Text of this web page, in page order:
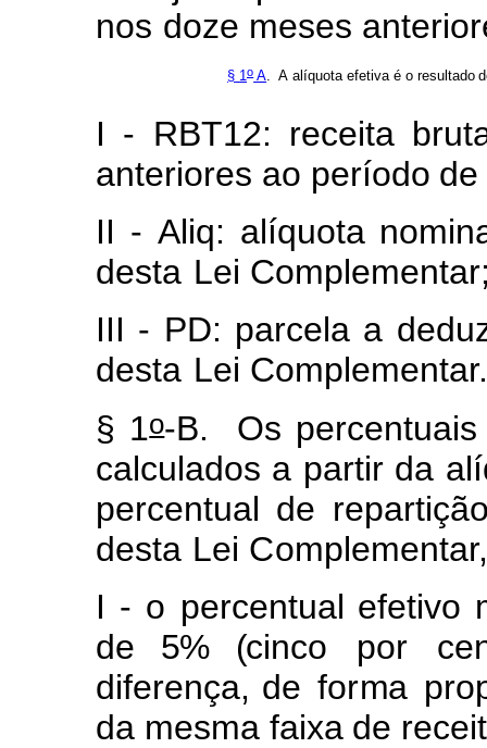
nos doze meses
§ 1oA. A alíquota efetiva é o resul tado
I - RBT12: receita bru
anteriores ao período de
II - Aliq: alíquota nomi
desta Lei Compleme
III - PD: parcela a de
desta Lei Compleme
§ 1o-B. Os percentuais
calculados a partir da
percentual de repartiçã
desta Lei Compleme
I - o percentual efetivo
de 5% (cinco por
diferença, de forma pr
da mesma faixa de recei